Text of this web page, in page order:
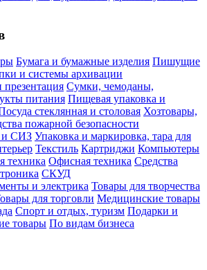
Бумага и бумажные изделия Пишущие
и системы архивации
Сумки, чемоданы,
питания Пищевая упаковка и
стеклянная и столовая Хозтовары,
пожарной безопасности
и СИЗ Упаковка и маркировка, тара для
Текстиль Картриджи Компьютеры
техника Офисная техника Средства
СКУД
и электрика Товары для творчества
для торговли Медицинские товары
Спорт и отдых, туризм Подарки и
товары По видам бизнеса